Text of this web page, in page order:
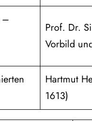
–
Prof. Dr.
Vorbild
Hartmut
1613)